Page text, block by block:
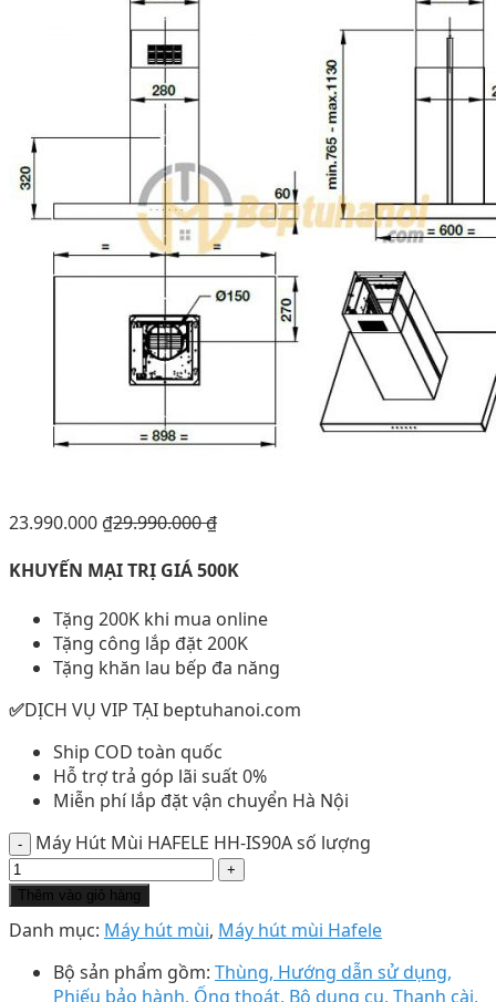
23.990.000 ₫29.990.000₫
KHUYẾN MẠI TRỊ GIÁ 500K
Tặng 200K khi mua online
Tặng công lắp đặt 200K
Tặng khăn lau bếp đa năng
✅DỊCH VỤ VIP TẠI beptuhanoi.com
Ship COD toàn quốc
Hỗ trợ trả góp lãi suất 0%
Miễn phí lắp đặt vận chuyển Hà Nội
Máy Hút Mùi HAFELE HH-IS90A số lượng
Thêm vào giỏ hàng
Danh mục: Máy hút mùi, Máy hút mùi Hafele
Bộ sản phẩm gồm: Thùng, Hướng dẫn sử dụng,
Phiếu bảo hành, Ống thoát, Bộ dụng cụ, Thanh cài,